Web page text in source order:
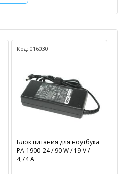
Код: 016030
Блок питания для ноутбука
PA-1900-24 / 90 W / 19 V /
4,74 А